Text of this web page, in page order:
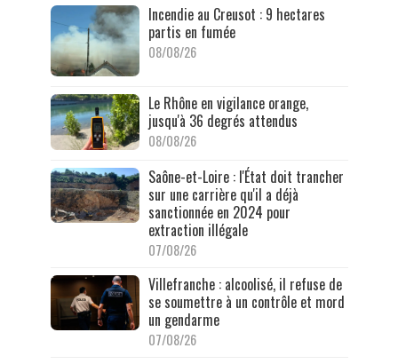
Incendie au Creusot : 9 hectares
partis en fumée
08/08/26
Le Rhône en vigilance orange,
jusqu'à 36 degrés attendus
08/08/26
Saône-et-Loire : l'État doit trancher
sur une carrière qu'il a déjà
sanctionnée en 2024 pour
extraction illégale
07/08/26
Villefranche : alcoolisé, il refuse de
se soumettre à un contrôle et mord
un gendarme
07/08/26